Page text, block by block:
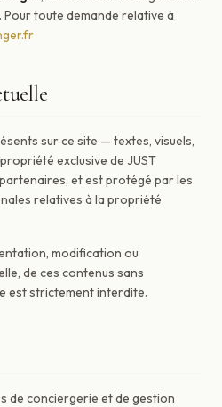
Pour toute demande relative à
sur ce site — textes, visuels,
exclusive de JUST
partenaires, et est protégé par les
relatives à la propriété
modification ou
de ces contenus sans
est strictement interdite.
de conciergerie et de gestion